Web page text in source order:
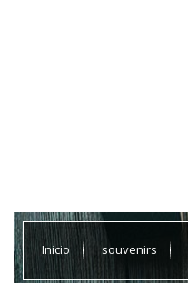
Inicio souvenirs